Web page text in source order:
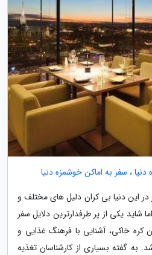
، سفر به اماکن خوشمزه دنیا
این دنیا بی کران دلیل های مختلف و
شاید یکی از پر طرفدارترین دلایل سفر
کره خاکی، آشنایی با فرهنگ غذایی و
به گفته بسیاری از کارشناسان تغذیه